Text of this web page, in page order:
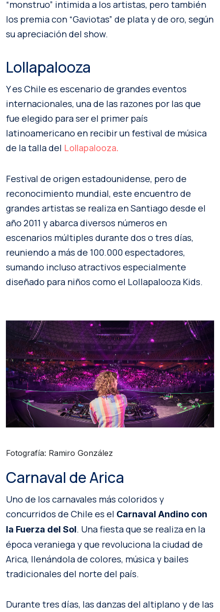
“monstruo” intimida a los artistas, pero también
los premia con “Gaviotas” de plata y de oro, según
su apreciación del show.
Lollapalooza
Y es Chile es escenario de grandes eventos
internacionales, una de las razones por las que
fue elegido para ser el primer país
latinoamericano en recibir un festival de música
de la talla del Lollapalooza.
Festival de origen estadounidense, pero de
reconocimiento mundial, este encuentro de
grandes artistas se realiza en Santiago desde el
año 2011 y abarca diversos números en
escenarios múltiples durante dos o tres días,
reuniendo a más de 100.000 espectadores,
sumando incluso atractivos especialmente
diseñado para niños como el Lollapalooza Kids.
Fotografía: Ramiro González
Carnaval de Arica
Uno de los carnavales más coloridos y
concurridos de Chile es el Carnaval Andino con
la Fuerza del Sol. Una fiesta que se realiza en la
época veraniega y que revoluciona la ciudad de
Arica, llenándola de colores, música y bailes
tradicionales del norte del país.
Durante tres días, las danzas del altiplano y de las